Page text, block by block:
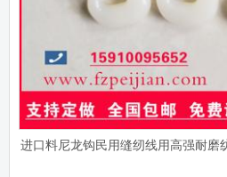
进口料尼龙钩民用缝纫线用高强耐磨